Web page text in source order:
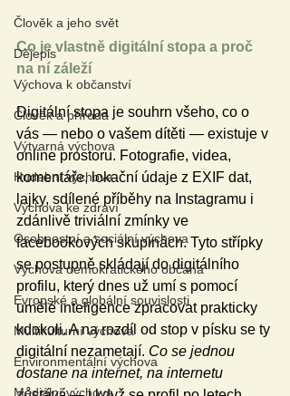
Člověk a jeho svět
Dějepis
Výchova k občanství
Člověk a příroda
Výtvarná výchova
Hudební výchova
Výchova ke zdraví
Osobnostní a sociální výchova
Výchova demokratického občana
Evropské a globální souvislosti
Multikulturní výchova
Environmentální výchova
Mediální výchova
Co je vlastně digitální stopa a proč
na ní záleží
Digitální stopa je souhrn všeho, co o
vás — nebo o vašem dítěti — existuje v
online prostoru. Fotografie, videa,
komentáře, lokační údaje z EXIF dat,
lajky, sdílené příběhy na Instagramu i
zdánlivě triviální zmínky ve
facebookových skupinách. Tyto střípky
se postupně skládají do digitálního
profilu, který dnes už umí s pomocí
umělé inteligence zpracovat prakticky
kdokoli. A na rozdíl od stop v písku se ty
digitální nezametají. Co se jednou
dostane na internet, na internetu